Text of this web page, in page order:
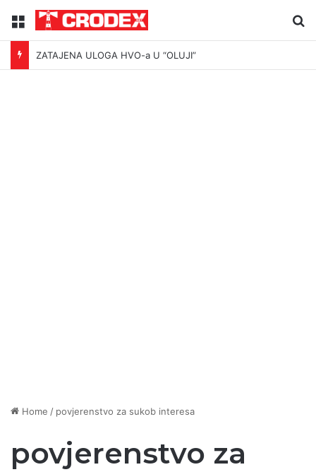
Menu
ZATAJENA ULOGA HVO-a U “OLUJI”
Home / povjerenstvo za sukob interesa
povjerenstvo za